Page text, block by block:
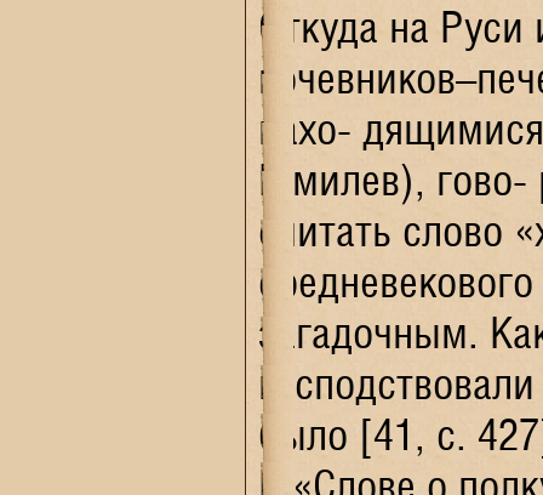
Откуда на
нахо-
Гумилев),
считать слово
загадочным.
было [41, с.